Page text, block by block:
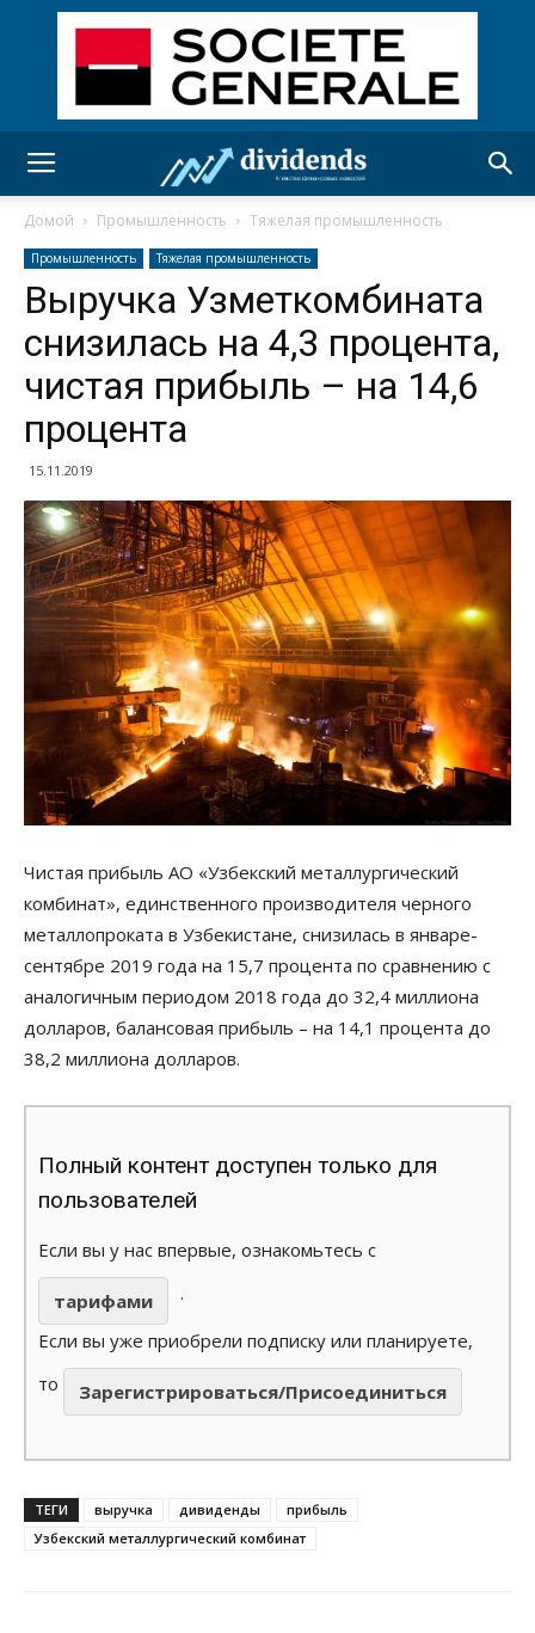
Домой Промышленность Тяжелая промышленность
Промышленность Тяжелая промышленность
Выручка Узметкомбината
снизилась на 4,3 процента,
чистая прибыль – на 14,6
процента
15.11.2019
Чистая прибыль АО «Узбекский металлургический
комбинат», единственного производителя черного
металлопроката в Узбекистане, снизилась в январе-
сентябре 2019 года на 15,7 процента по сравнению с
аналогичным периодом 2018 года до 32,4 миллиона
долларов, балансовая прибыль – на 14,1 процента до
38,2 миллиона долларов.
Полный контент доступен только для
пользователей
Если вы у нас впервые, ознакомьтесь с
тарифами
.
Если вы уже приобрели подписку или планируете,
то
Зарегистрироваться/Присоединиться
ТЕГИ выручка дивиденды
прибыль
Узбекский металлургический комбинат